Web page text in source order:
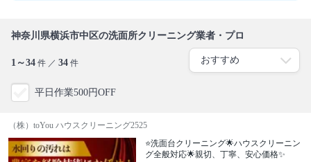
神奈川県横浜市中区の洗面所クリーニング業者・プロ
1～34 件 ／ 34 件
平日作業500円OFF
（株）toYou ハウスクリーニング2525
⭐️洗面台クリーニング🌟ハウスクリーニン
グ全般対応🌟親切、丁寧、安心価格✨